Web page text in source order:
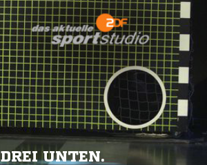
DREI UNTEN.